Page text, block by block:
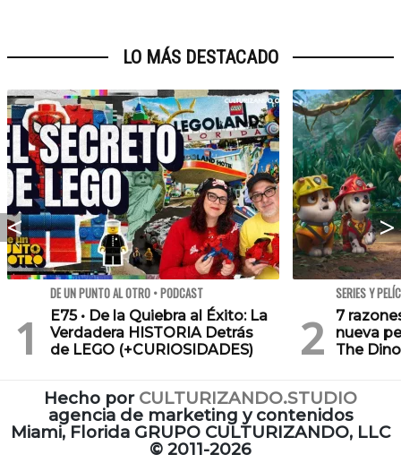
LO MÁS DESTACADO
DE UN PUNTO AL OTRO • PODCAST
E75 • De la Quiebra al Éxito: La
Verdadera HISTORIA Detrás
de LEGO (+CURIOSIDADES)
SERIES Y
7
nueva
The
Hecho por CULTURIZANDO.STUDIO
agencia de marketing y contenidos
Miami, Florida GRUPO CULTURIZANDO, LLC
© 2011-2026